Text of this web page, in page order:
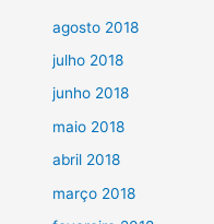
agosto 2018
julho 2018
junho 2018
maio 2018
abril 2018
março 2018